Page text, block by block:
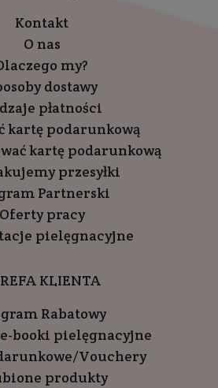
Kontakt
O nas
my?
dostawy
płatności
kartę podarunkową
kartę podarunkową
przesyłki
Partnerski
Oferty pracy
pielęgnacyjne
KLIENTA
Rabatowy
booki pielęgnacyjne
Vouchery
produkty